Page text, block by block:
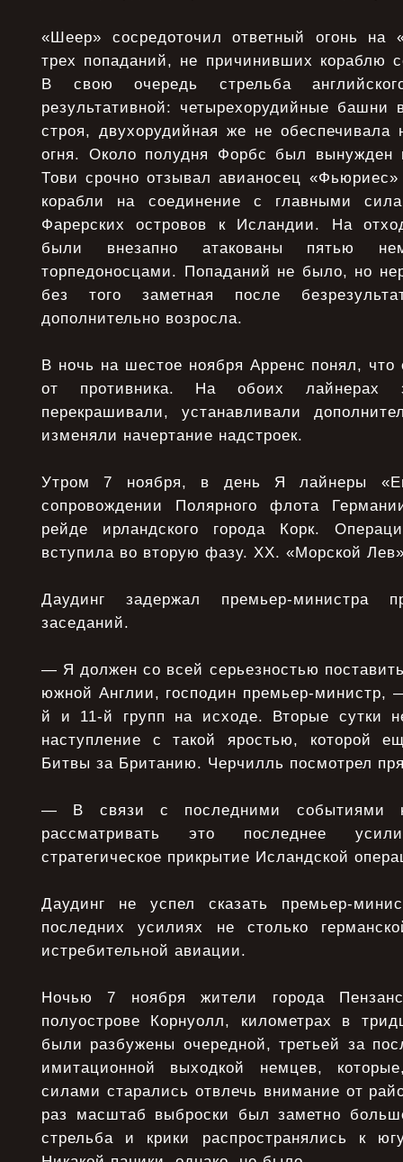
«Шеер» сосредоточил ответный огонь на
трех попаданий, не причинивших кораблю
В свою очередь стрельба
результативной: четырехорудийные
строя, двухорудийная же не обеспечивала
огня. Около полудня Форбс был вынужден
Тови срочно отзывал авианосец
корабли на соединение с главными
Фарерских островов к Исландии. На
были внезапно атакованы пятью
торпедоносцами. Попаданий не было, но
без того заметная после
дополнительно возросла.
В ночь на шестое ноября Арренс понял, что
от противника. На обоих лайнерах
перекрашивали, устанавливали
изменяли начертание надстроек.
Утром 7 ноября, в день Я лайнеры
сопровождении Полярного флота
рейде ирландского города Корк.
вступила во вторую фазу. XX. «Морской
Даудинг задержал премьер-
заседаний.
— Я должен со всей серьезностью
южной Англии, господин премьер-
й и 11-й групп на исходе. Вторые сутки
наступление с такой яростью, которой
Битвы за Британию. Черчилль посмотрел
— В связи с последними событиями
рассматривать это последнее
стратегическое прикрытие Исландской
Даудинг не успел сказать премьер-
последних усилиях не столько
истребительной авиации.
Ночью 7 ноября жители города
полуострове Корнуолл, километрах в
были разбужены очередной, третьей за
имитационной выходкой немцев,
силами старались отвлечь внимание от
раз масштаб выброски был заметно
стрельба и крики распространялись к